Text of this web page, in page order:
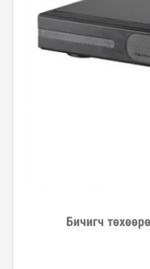
Дэлгэрэнгүй
Бичигч